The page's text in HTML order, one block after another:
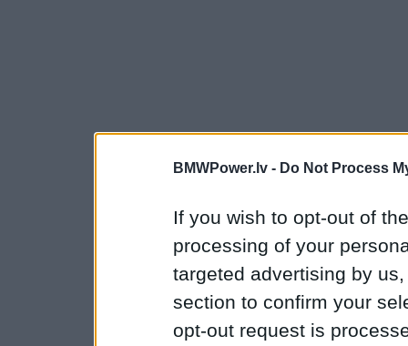
BMWPower.lv - Do Not Process
If you wish to opt-out of
processing of your
targeted advertising by
section to confirm your
opt-out request is